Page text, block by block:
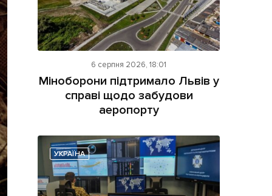
6 серпня 2026, 18:01
Міноборони підтримало Львів у
справі щодо забудови
аеропорту
УКРАЇНА